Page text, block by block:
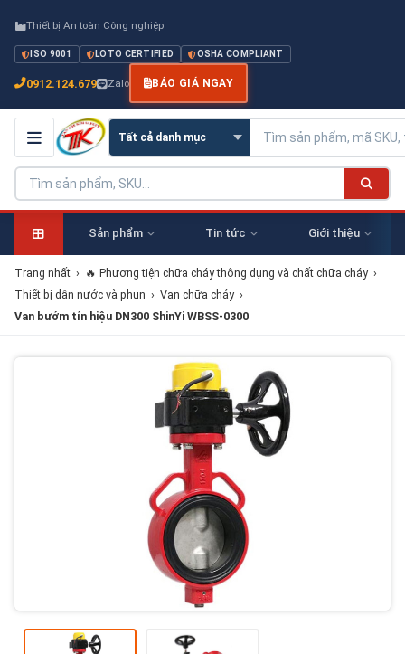
Thiết bị An toàn Công nghiệp
ISO 9001 LOTO CERTIFIED OSHA COMPLIANT
0912.124.679 Zalo BÁO GIÁ NGAY
Sản phẩm Tin tức Giới thiệu
Trang nhất › 🔥 Phương tiện chữa cháy thông dụng và chất chữa cháy ›
Thiết bị dẫn nước và phun › Van chữa cháy ›
Van bướm tín hiệu DN300 ShinYi WBSS-0300